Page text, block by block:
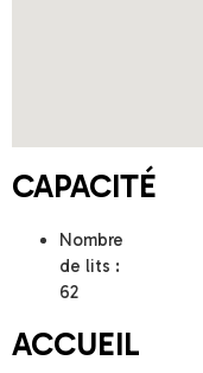
CAPACITÉ
Nombre
de lits :
62
ACCUEIL